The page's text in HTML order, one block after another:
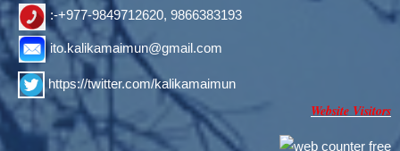
:-+977-9849712620, 9866383193
ito.kalikamaimun@gmail.com
https://twitter.com/kalikamaimun
Website Visitors